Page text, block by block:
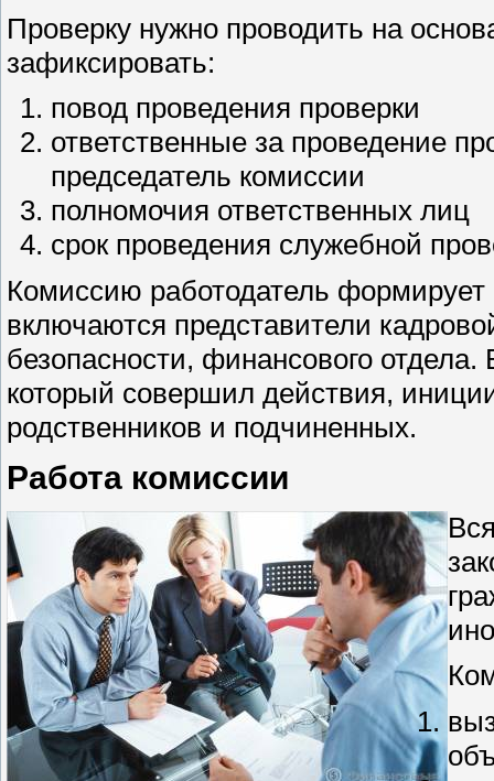
Проверку нужно проводить на
зафиксировать:
повод проведения проверки
ответственные за проведение
председатель комиссии
полномочия ответственных лиц
срок проведения служебной
Комиссию работодатель
включаются представители
безопасности, финансового
который совершил действия,
родственников и подчиненных.
Работа комиссии